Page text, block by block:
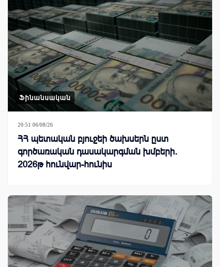
Ֆինանսական
20:51 06/08/26
ՀՀ պետական բյուջեի ծախսերն ըստ
գործառական դասակարգման խմբերի.
2026թ հունվար-հունիս